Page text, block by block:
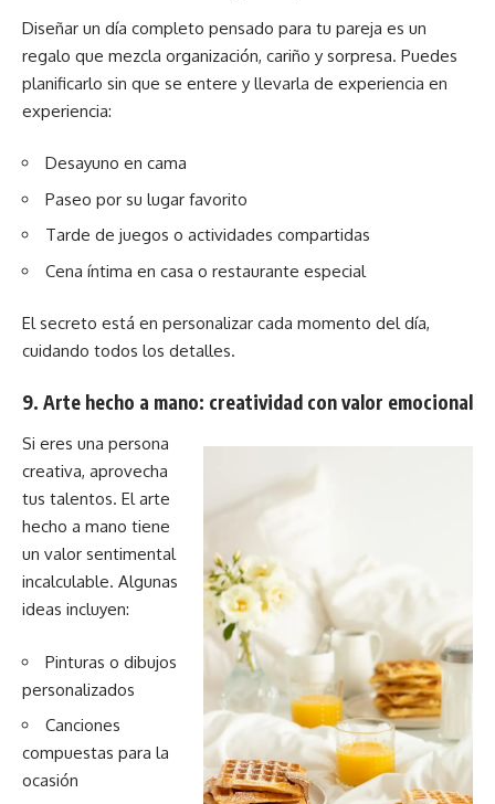
Diseñar un día completo pensado para tu pareja es un
regalo que mezcla organización, cariño y sorpresa. Puedes
planificarlo sin que se entere y llevarla de experiencia en
experiencia:
Desayuno en cama
Paseo por su lugar favorito
Tarde de juegos o actividades compartidas
Cena íntima en casa o restaurante especial
El secreto está en personalizar cada momento del día,
cuidando todos los detalles.
9. Arte hecho a mano: creatividad con valor emocional
Si eres una persona
creativa, aprovecha
tus talentos. El arte
hecho a mano tiene
un valor sentimental
incalculable. Algunas
ideas incluyen:
Pinturas o dibujos
personalizados
Canciones
compuestas para la
ocasión